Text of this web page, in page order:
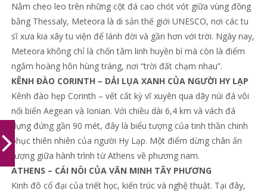
Nằm cheo leo trên những cột đá cao chót vót giữa vùng đồng
bằng Thessaly, Meteora là di sản thế giới UNESCO, nơi các tu
sĩ xưa kia xây tu viện để lánh đời và gần hơn với trời. Ngày nay,
Meteora không chỉ là chốn tâm linh huyền bí mà còn là điểm
ngắm hoàng hôn hùng tráng, nơi “trời đất chạm nhau”.
KÊNH ĐÀO CORINTH – DẢI LỤA XANH CỦA NGƯỜI HY LẠP
Kênh đào hẹp Corinth – vết cắt kỳ vĩ xuyên qua dãy núi đá vôi
nối biển Aegean và Ionian. Với chiều dài 6,4 km và vách đá
dựng đứng gần 90 mét, đây là biểu tượng của tinh thần chinh
phục thiên nhiên của người Hy Lạp. Một điểm dừng chân ấn
tượng giữa hành trình từ Athens về phương nam.
ATHENS – CÁI NÔI CỦA VĂN MINH TÂY PHƯƠNG
Kinh đô cổ đại của triết học, kiến trúc và nghệ thuật. Tại đây,